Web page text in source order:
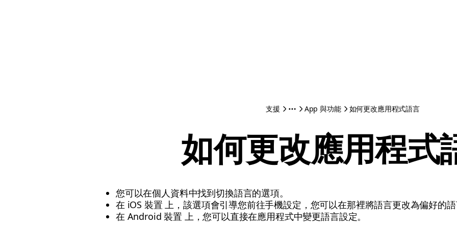
支援 App 與功能 如何更改應用程式語言
如何更改應用程式
您可以在個人資料中找到切換語言的選項。
在 iOS 裝置 上，該選項會引導您前往手機設定，您可以在那裡將語言更改為偏好的語
在 Android 裝置 上，您可以直接在應用程式中變更語言設定。